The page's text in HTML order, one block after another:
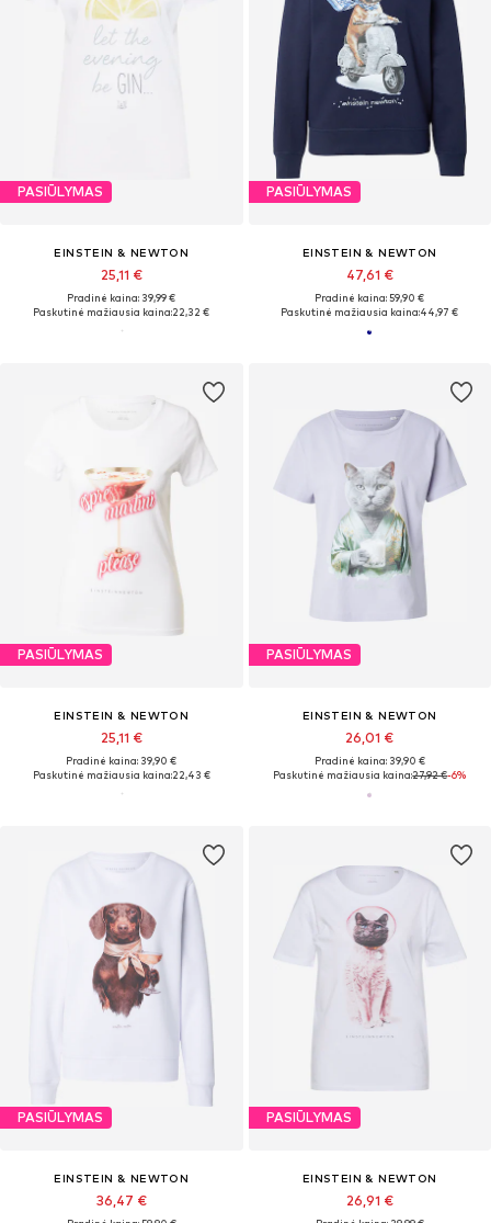
PASIŪLYMAS
EINSTEIN & NEWTON
25,11 €
Pradinė kaina: 39,99 €
Paskutinė mažiausia kaina:22,32 €
PASIŪLYMAS
EINSTEIN & NEWTON
47,61 €
Pradinė kaina: 59,90 €
Paskutinė mažiausia kaina:44,97 €
PASIŪLYMAS
EINSTEIN & NEWTON
25,11 €
Pradinė kaina: 39,90 €
Paskutinė mažiausia kaina:22,43 €
PASIŪLYMAS
EINSTEIN & NEWTON
26,01 €
Pradinė kaina: 39,90 €
Paskutinė mažiausia kaina:27,92 €-6%
PASIŪLYMAS
EINSTEIN & NEWTON
36,47 €
PASIŪLYMAS
EINSTEIN & NEWTON
26,91 €